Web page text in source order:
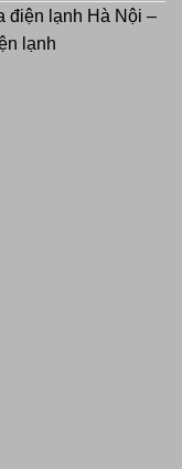
điện lạnh Hà Nội –
lạnh